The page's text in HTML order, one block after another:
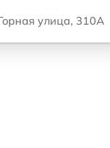
улица, 310А